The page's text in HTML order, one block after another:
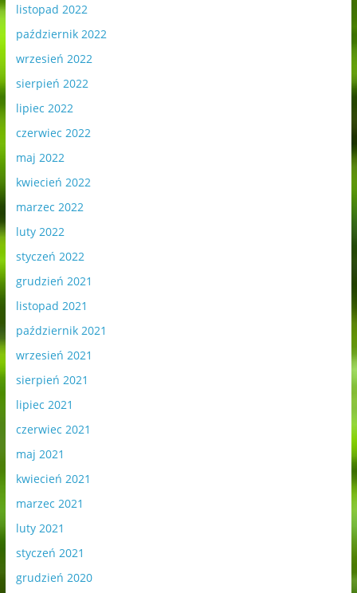
listopad 2022
październik 2022
wrzesień 2022
sierpień 2022
lipiec 2022
czerwiec 2022
maj 2022
kwiecień 2022
marzec 2022
luty 2022
styczeń 2022
grudzień 2021
listopad 2021
październik 2021
wrzesień 2021
sierpień 2021
lipiec 2021
czerwiec 2021
maj 2021
kwiecień 2021
marzec 2021
luty 2021
styczeń 2021
grudzień 2020